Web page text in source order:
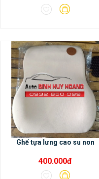
Ghế tựa lưng cao su non
400.000đ